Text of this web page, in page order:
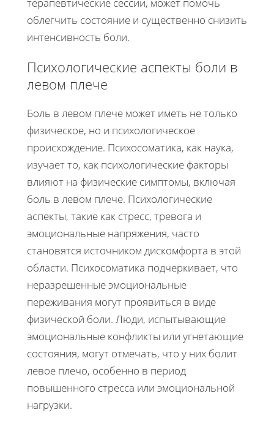
облегчить состояние и существенно снизить
интенсивность боли.
Психологические аспекты боли в
левом плече
Боль в левом плече может иметь не только
физическое, но и психологическое
происхождение. Психосоматика, как наука,
изучает то, как психологические факторы
влияют на физические симптомы, включая
боль в левом плече. Психологические
аспекты, такие как стресс, тревога и
эмоциональные напряжения, часто
становятся источником дискомфорта в этой
области. Психосоматика подчеркивает, что
неразрешенные эмоциональные
переживания могут проявиться в виде
физической боли. Люди, испытывающие
эмоциональные конфликты или угнетающие
состояния, могут отмечать, что у них болит
левое плечо, особенно в период
повышенного стресса или эмоциональной
нагрузки.